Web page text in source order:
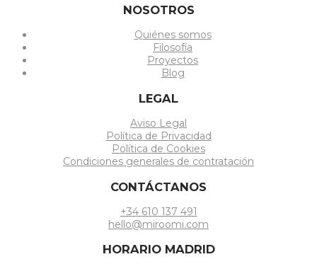
NOSOTROS
Quiénes somos
Filosofía
Proyectos
Blog
LEGAL
Aviso Legal
Política de Privacidad
Política de Cookies
Condiciones generales de contratación
CONTÁCTANOS
+34 610 137 491
hello@miroomi.com
HORARIO MADRID